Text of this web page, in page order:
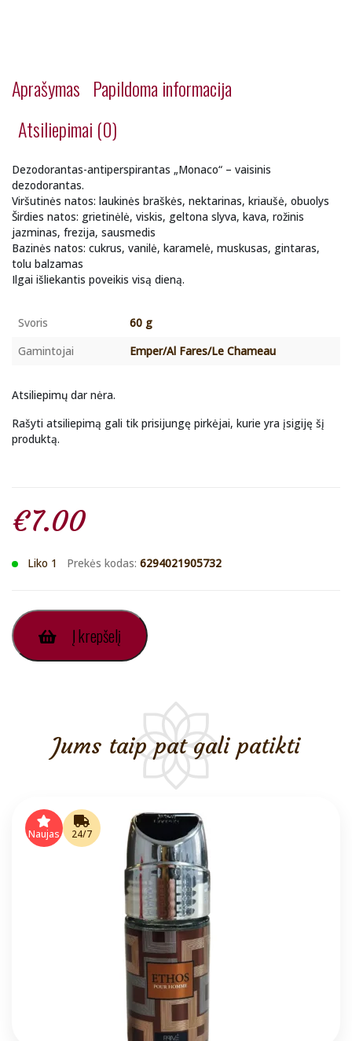
Aprašymas Papildoma informacija
Atsiliepimai (0)
Dezodorantas-antiperspirantas „Monaco“ – vaisinis
dezodorantas.
Viršutinės natos: laukinės braškės, nektarinas, kriaušė, obuolys
Širdies natos: grietinėlė, viskis, geltona slyva, kava, rožinis
jazminas, frezija, sausmedis
Bazinės natos: cukrus, vanilė, karamelė, muskusas, gintaras,
tolu balzamas
Ilgai išliekantis poveikis visą dieną.
Svoris
60 g
Gamintojai
Emper/Al Fares/Le Chameau
Atsiliepimų dar nėra.
Rašyti atsiliepimą gali tik prisijungę pirkėjai, kurie yra įsigiję šį
produktą.
€7.00
Liko 1 Prekės kodas: 6294021905732
produkto
kiekis:
Monaco
Dezodorantas-
Moterims
Į krepšelį
Jums taip pat gali patikti
Naujas 24/7